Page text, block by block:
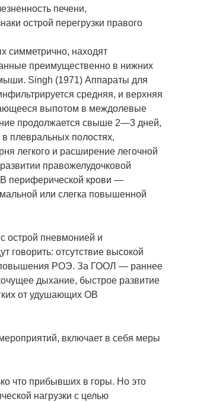
печени,
острой перегрузки правого
симметрично, находят
преимущественно в нижних
мыши. Singh (1971) Аппараты для
средняя, и верхняя
выпотом в междолевые
продолжается свыше 2—3 дней,
в плевральных полостях,
легкого и расширение легочной
правожелудочковой
периферической крови —
или слегка повышенной
острой пневмонией и
говорить: отсутствие высокой
повышения РОЭ. За ГООЛ — раннее
дыхание, быстрое развитие
от удушающих ОВ
включает в себя меры
что прибывших в горы. Но это
нагрузки с целью